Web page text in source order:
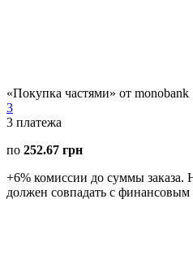
«Покупка частями» от monobank
3
3 платежа
по 252.67 грн
+6% комиссии до суммы заказа.
должен совпадать с